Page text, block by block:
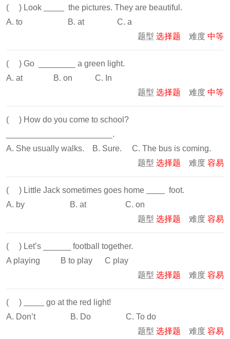
( ) Look
the pictures. They are beautiful.
A. to B. at C. a
题型 选择题 难度 中等
( ) Go ________ a green light.
A. at B. on C. In
题型 选择题 难度 中等
( ) How do you come to school?
_______________________.
A. She usually walks. B. Sure. C. The bus is coming.
题型 选择题 难度 容易
( ) Little Jack sometimes goes home
foot.
A. by B. at C. on
题型 选择题 难度 容易
( ) Let’s ______ football together.
A playing B to play C play
题型 选择题 难度 容易
( )
go at the red light!
A. Don’t B. Do C. To do
题型 选择题 难度 容易